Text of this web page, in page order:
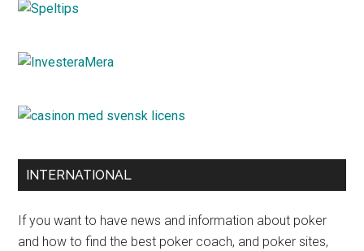
INTERNATIONAL
If you want to have news and information about poker
and how to find the best poker coach, and poker sites,